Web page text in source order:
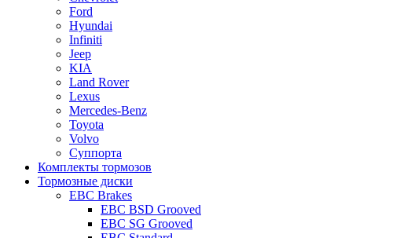
Ford
Hyundai
Infiniti
Jeep
KIA
Land Rover
Lexus
Mercedes-Benz
Toyota
Volvo
Суппорта
Комплекты тормозов
Тормозные диски
EBC Brakes
EBC BSD Grooved
EBC SG Grooved